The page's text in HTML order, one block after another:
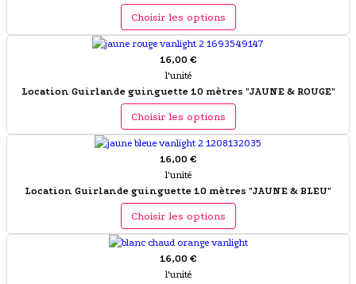
Choisir les options
16,00 €
l'unité
Location Guirlande guinguette 10 mètres "JAUNE & ROUGE"
Choisir les options
16,00 €
l'unité
Location Guirlande guinguette 10 mètres "JAUNE & BLEU"
Choisir les options
16,00 €
l'unité